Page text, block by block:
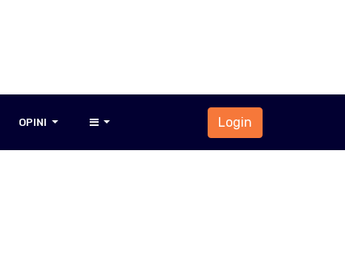
Login
OPINI